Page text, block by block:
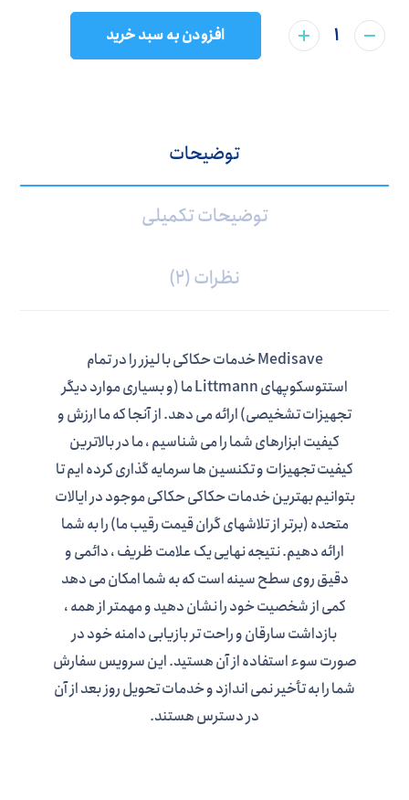
افزودن به سبد خرید
توضیحات
توضیحات تکمیلی
نظرات (2)
Medisave خدمات حکاکی با لیزر را در تمام
استتوسکوپهای Littmann ما (و بسیاری موارد دیگر
تجهیزات تشخیصی) ارائه می دهد. از آنجا که ما ارزش و
کیفیت ابزارهای شما را می شناسیم ، ما در بالاترین
کیفیت تجهیزات و تکنسین ها سرمایه گذاری کرده ایم تا
بتوانیم بهترین خدمات حکاکی حکاکی موجود در ایالات
متحده (برتر از تلاشهای گران قیمت رقیب ما) را به شما
ارائه دهیم. نتیجه نهایی یک علامت ظریف ، دائمی و
دقیق روی سطح سینه است که به شما امکان می دهد
کمی از شخصیت خود را نشان دهید و مهمتر از همه ،
بازداشت سارقان و راحت تر بازیابی دامنه خود در
صورت سوء استفاده از آن هستید. این سرویس سفارش
شما را به تأخیر نمی اندازد و خدمات تحویل روز بعد از آن
در دسترس هستند.